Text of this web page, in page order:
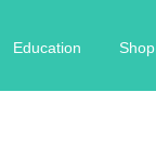
Education Shop